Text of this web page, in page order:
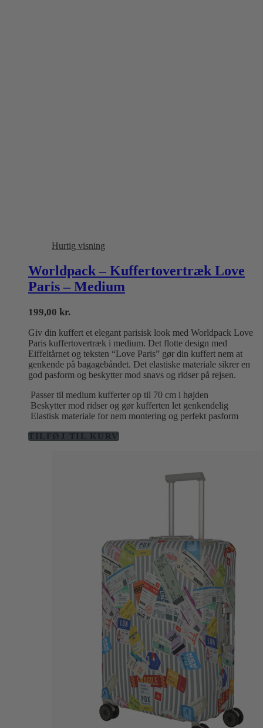
Hurtig visning
Worldpack – Kuffertovertræk Love
Paris – Medium
199,00 kr.
Giv din kuffert et elegant parisisk look med Worldpack Love
Paris kuffertovertræk i medium. Det flotte design med
Eiffeltårnet og teksten “Love Paris” gør din kuffert nem at
genkende på bagagebåndet. Det elastiske materiale sikrer en
god pasform og beskytter mod snavs og ridser på rejsen.
Passer til medium kufferter op til 70 cm i højden
Beskytter mod ridser og gør kufferten let genkendelig
Elastisk materiale for nem montering og perfekt pasform
TILFØJ TIL KURV